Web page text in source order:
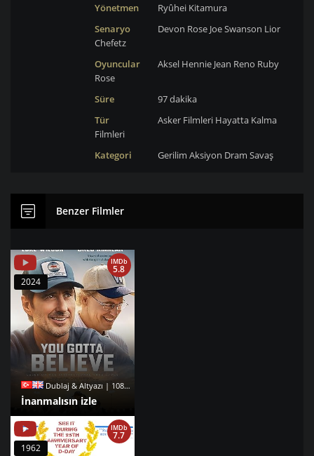
Yönetmen
Ryûhei Kitamura
Senaryo
Devon Rose Joe Swanson Lior
Chefetz
Oyuncular
Aksel Hennie Jean Reno Ruby
Rose
Süre
97 dakika
Tür
Asker Filmleri Hayatta Kalma
Filmleri
Kategori
Gerilim Aksiyon Dram Savaş
Benzer Filmler
Dublaj & Altyazı | 1080p |
İnanmalısın izle
IMDb
5.8
2024
IMDb
7.7
1962